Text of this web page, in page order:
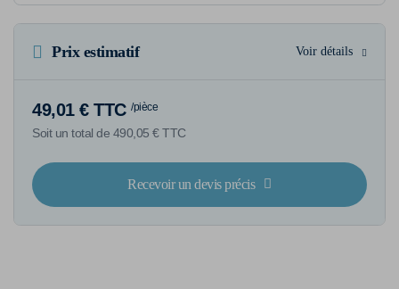
Prix estimatif Voir détails
49,01 € TTC /pièce
Soit un total de 490,05 € TTC
Recevoir un devis précis